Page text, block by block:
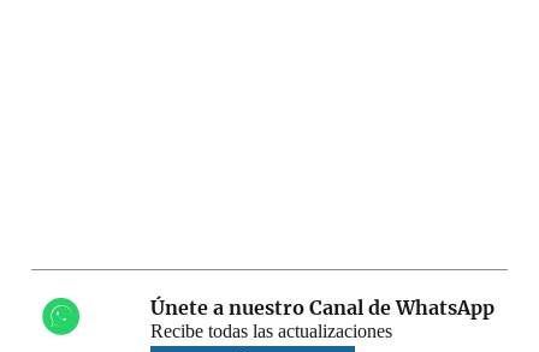
Únete a nuestro Canal de WhatsApp
Recibe todas las actualizaciones